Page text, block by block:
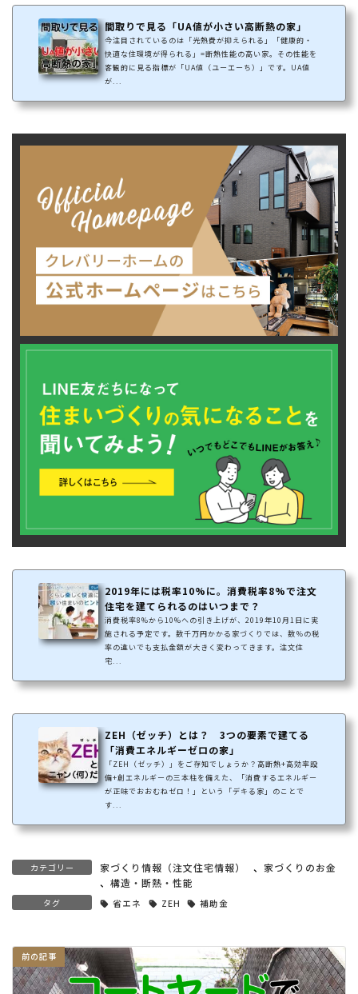
間取りで見る「UA値が小さい高断熱の家」
今注目されているのは「光熱費が抑えられる」「健康的・
快適な住環境が得られる」=断熱性能の高い家。その性能を
客観的に見る指標が「UA値（ユーエーち）」です。UA値
が...
2019年には税率10%に。消費税率8%で注文
住宅を建てられるのはいつまで？
消費税率8%から10%への引き上げが、2019年10月1日に実
施される予定です。数千万円かかる家づくりでは、数％の税
率の違いでも支払金額が大きく変わってきます。注文住
宅...
ZEH（ゼッチ）とは？ 3つの要素で建てる
「消費エネルギーゼロの家」
「ZEH（ゼッチ）」をご存知でしょうか？高断熱+高効率設
備+創エネルギーの三本柱を備えた、「消費するエネルギー
が正味でおおむねゼロ！」という「デキる家」のことで
す...
カテゴリー 家づくり情報（注文住宅情報） 、 家づくりのお金
、 構造・断熱・性能
タグ 省エネ ZEH 補助金